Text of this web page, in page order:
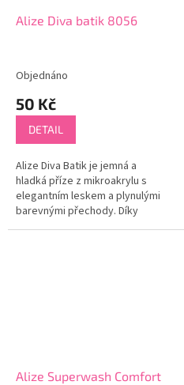
Alize Diva batik 8056
Objednáno
50 Kč
DETAIL
Alize Diva Batik je jemná a
hladká příze z mikroakrylu s
elegantním leskem a plynulými
barevnými přechody. Díky
batikovému efektu vznikají
Alize Superwash Comfort